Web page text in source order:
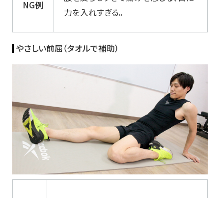
NG例
力を入れすぎる。
やさしい前屈（タオルで補助）